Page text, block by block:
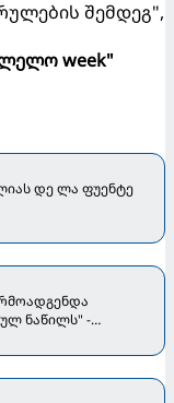
შემდეგ",
week"
დე ლა ფუენტე
ნაწილს" -